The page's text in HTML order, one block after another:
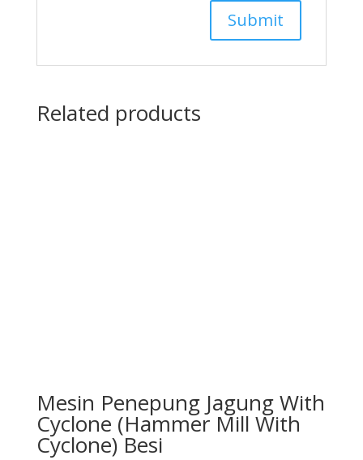
Related products
Mesin Penepung Jagung With
Cyclone (Hammer Mill With
Cyclone) Besi